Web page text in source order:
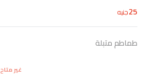
25جنيه
طماطم متبلة
غير متاح